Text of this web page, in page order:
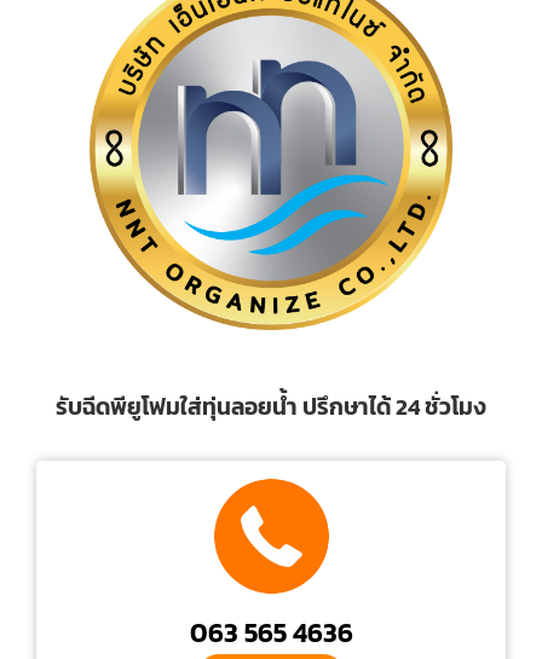
รับฉีดพียูโฟมใส่ทุ่นลอยน้ำ ปรึกษาได้ 24 ชั่วโมง
063 565 4636